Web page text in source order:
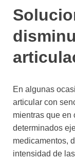
En algunas
articular con
mientras que en
determinados
medicamentos,
intensidad de